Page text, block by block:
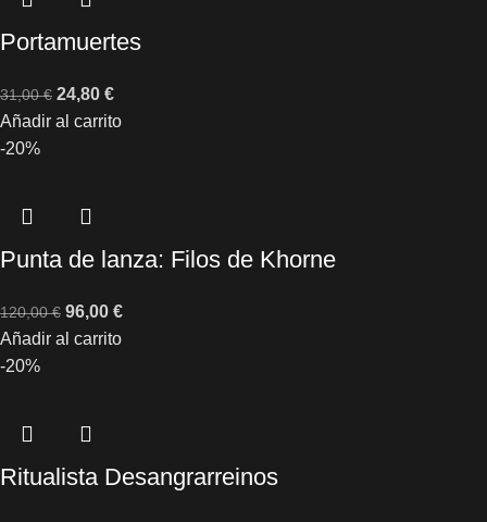
Portamuertes
31,00€ 24,80 €
Añadir al carrito
-20%
Punta de lanza: Filos de Khorne
120,00€ 96,00 €
Añadir al carrito
-20%
Ritualista Desangrarreinos